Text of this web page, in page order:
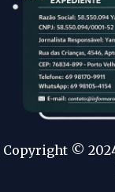
Copyright ©